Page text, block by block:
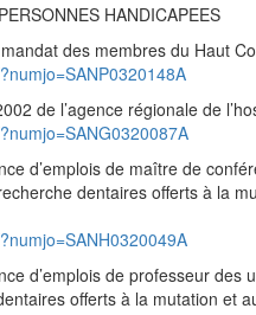
HANDICAPEES
des membres du Haut
de l’agence régionale de
d’emplois de maître de
dentaires offerts à la
d’emplois de professeur des
offerts à la mutation et